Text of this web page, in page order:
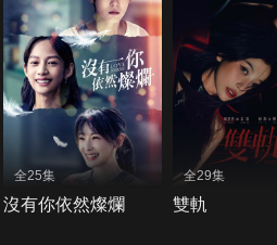
全25集
沒有你依然燦爛
全29集
雙軌